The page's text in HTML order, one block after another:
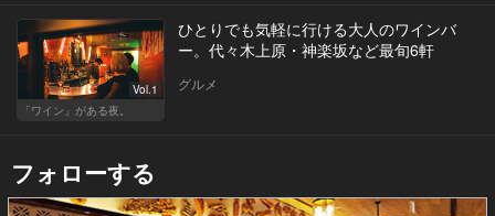
Vol.1
「ワイン」がある夜。
ひとりでも気軽に行ける大人のワインバ
ー。代々木上原・神楽坂など最旬6軒
グルメ
フォローする